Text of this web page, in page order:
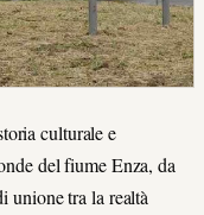
culturale e
del fiume Enza, da
unione tra la realtà